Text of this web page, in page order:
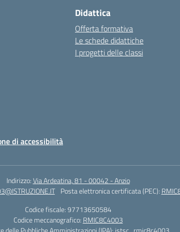
Didattica
Offerta formativa
Le schede didattiche
I progetti delle classi
di accessibilità
Indirizzo:Via Ardeatina, 81 - 00042 - Anzio
Posta elettronica certificata (PEC):
Codice fiscale: 97713650584
Codice meccanografico: RMIC8C4003